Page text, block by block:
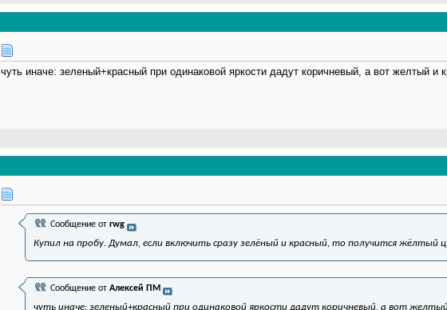
чуть иначе: зеленый+красный при одинаковой яркости дадут коричневый, а вот желтый
Сообщение от rwg
Купил на пробу. Думал, если включить сразу зелёный и красный, то получится жёлтый
Сообщение от Алексей ПМ
чуть иначе: зеленый+красный при одинаковой яркости дадут коричневый, а вот